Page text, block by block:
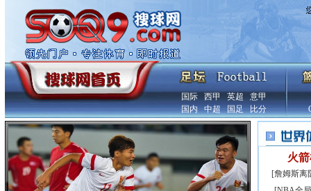
国际 西甲 英超
意甲
国内
中超 国足 比分
火
[詹姆斯离